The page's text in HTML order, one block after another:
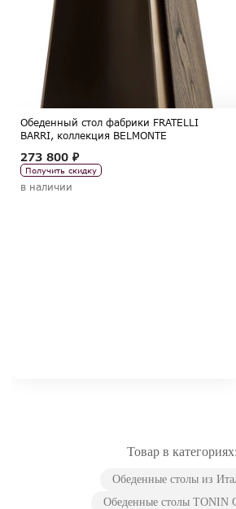
Обеденный стол фабрики FRATELLI
BARRI, коллекция BELMONTE
273 800 ₽
Получить скидку
в наличии
Товар в категориях:
Обеденные столы из
Обеденные столы TONIN